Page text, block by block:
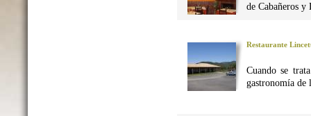
de Cabañeros y
Restaurante
Cuando se
gastronomía de